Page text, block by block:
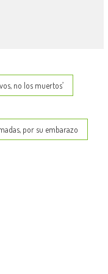
no los muertos’
por su embarazo